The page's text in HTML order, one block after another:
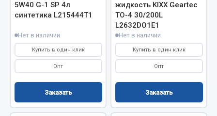
Двигатель
Система выпуска газа
Система охлаждения
Сцепление
Коробка передач
Коробка передач ZF
Показать ещё
5W40 G-1 SP 4л
синтетика L215444T1
Нет в наличии
Купить в один клик
Опт
Заказать
жидкость KIXX Geartec
TO-4 30/200L
L2632DO1E1
Нет в наличии
Купить в один клик
Опт
Заказать